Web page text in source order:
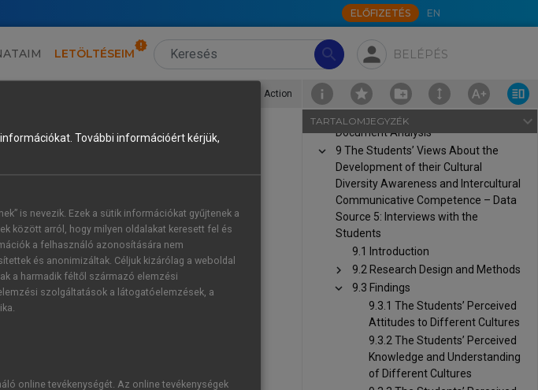
ELŐFIZETÉS EN
search person BELÉPÉS
LETÖLTÉSEIM
Critical Cultural Awareness/Political Education and Action
Education and Action
people’s attitudes, values, and beliefs.
saw religion as a strong cultural
attitudes depend on the culture and
religious and must be very strict with their
religion… probably because it is written in
from their daily interactions in the
clothing, and absence from certain
beliefs, the less visible aspects of culture
“You can be friends, but you're
TARTALOMJEGYZÉK navigate_next
8 Analysis of the Approach of the
Cultural Diversity Awareness (CDA)
and Intercultural Communicative
Competence (ICC) in the English
Curriculum, Syllabuses and Official
Documents – Data Source 4:
Document Analysis
chevron_right
9 The Students’ Views About the
Development of their Cultural
Diversity Awareness and Intercultural
Communicative Competence – Data
Source 5: Interviews with the
Students
9.1 Introduction
chevron_right 9.2 Research Design and Methods
chevron_right
9.3 Findings
9.3.1 The Students’ Perceived
Attitudes to Different Cultures
9.3.2 The Students’ Perceived
Knowledge and Understanding
of Different Cultures
További információért kérjük,
is nevezik. Ezek a sütik információkat gyűjtenek a
között arról, hogy milyen oldalakat keresett fel és
a felhasználó azonosítására nem
és anonimizáltak. Céljuk kizárólag a weboldal
a harmadik féltől származó elemzési
szolgáltatások a látogatóelemzések, a
online tevékenységét. Az online tevékenységek